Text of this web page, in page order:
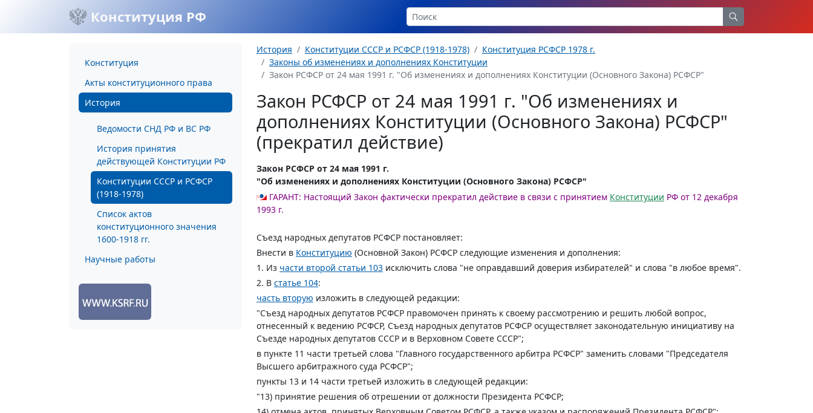
Конституция РФ
Конституция
Акты конституционного права
История
Ведомости СНД РФ и ВС РФ
История принятия
действующей Конституции РФ
Конституции СССР и РСФСР
(1918-1978)
Список актов
конституционного значения
1600-1918 гг.
Научные работы
История Конституции СССР и РСФСР (1918-1978)
Конституция РСФСР 1978 г.
Законы об изменениях и дополнениях Конституции
Закон РСФСР от 24 мая 1991 г. "Об изменениях и дополнениях Конституции (Основного Закона) РСФСР"
Закон РСФСР от 24 мая 1991 г. "Об изменениях и
дополнениях Конституции (Основного Закона) РСФСР"
(прекратил действие)
Закон РСФСР от 24 мая 1991 г.
"Об изменениях и дополнениях Конституции (Основного Закона) РСФСР"
ГАРАНТ: Настоящий Закон фактически прекратил действие в связи с принятием Конституции РФ от 12 декабря
1993 г.
Съезд народных депутатов РСФСР постановляет:
Внести в Конституцию (Основной Закон) РСФСР следующие изменения и дополнения:
1. Из части второй статьи 103 исключить слова "не оправдавший доверия избирателей" и слова "в любое время".
2. В статье 104:
часть вторую изложить в следующей редакции:
"Съезд народных депутатов РСФСР правомочен принять к своему рассмотрению и решить любой вопрос,
отнесенный к ведению РСФСР, Съезд народных депутатов РСФСР осуществляет законодательную инициативу на
Съезде народных депутатов СССР и в Верховном Совете СССР";
в пункте 11 части третьей слова "Главного государственного арбитра РСФСР" заменить словами "Председателя
Высшего арбитражного суда РСФСР";
пункты 13 и 14 части третьей изложить в следующей редакции:
"13) принятие решения об отрешении от должности Президента РСФСР;